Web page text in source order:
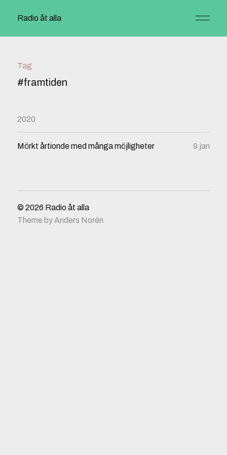
Radio åt alla
Tag
#framtiden
2020
Mörkt årtionde med många möjligheter 9 jan
© 2026 Radio åt alla
Theme byAnders Norén